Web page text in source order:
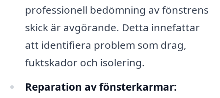
professionell bedömning av fönstrens
skick är avgörande. Detta innefattar
att identifiera problem som drag,
fuktskador och isolering.
Reparation av fönsterkarmar: